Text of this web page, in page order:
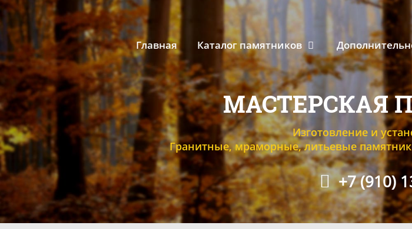
Главная Каталог памятников
МАСТЕРСКАЯ
Изготовление и
Гранитные, мраморные, литьевые
+7 (910)